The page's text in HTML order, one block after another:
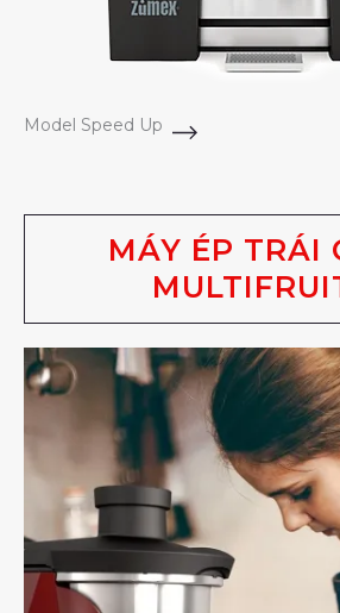
Model Speed Up
MÁY ÉP TRÁI